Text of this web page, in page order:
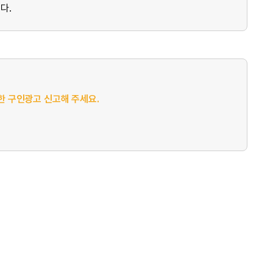
.
구인광고 신고해 주세요.